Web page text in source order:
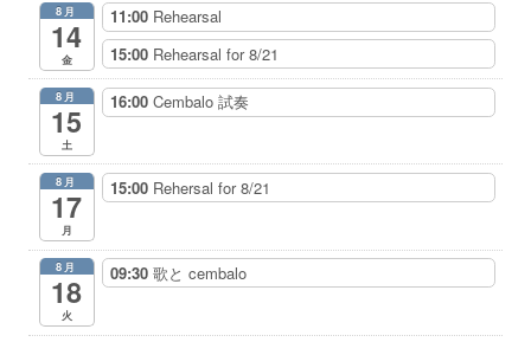
8月
14
金
11:00 Rehearsal
15:00 Rehearsal for 8/21
8月
15
土
16:00 Cembalo 試奏
8月
17
月
15:00 Rehersal for 8/21
8月
18
火
09:30 歌と cembalo